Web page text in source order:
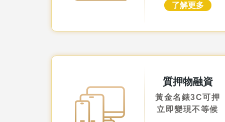
了解更多
質押物融資
黃金名錶3C可押
立即變現不等候